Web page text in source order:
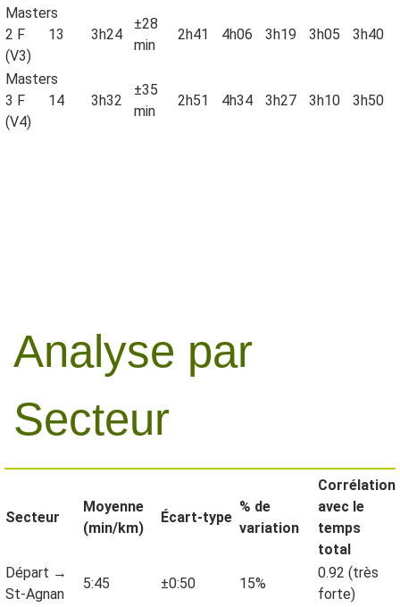
Masters
2 F
(V3)
13 3h24
±28
min
2h41 4h06 3h19 3h05 3h40
Masters
3 F
(V4)
14 3h32
±35
min
2h51 4h34 3h27 3h10 3h50
Analyse par
Secteur
Secteur
Moyenne
(min/km)
Écart-type
% de
variation
Corrélation
avec le
temps
total
Départ →
St-Agnan
5:45 ±0:50 15%
0.92 (très
forte)